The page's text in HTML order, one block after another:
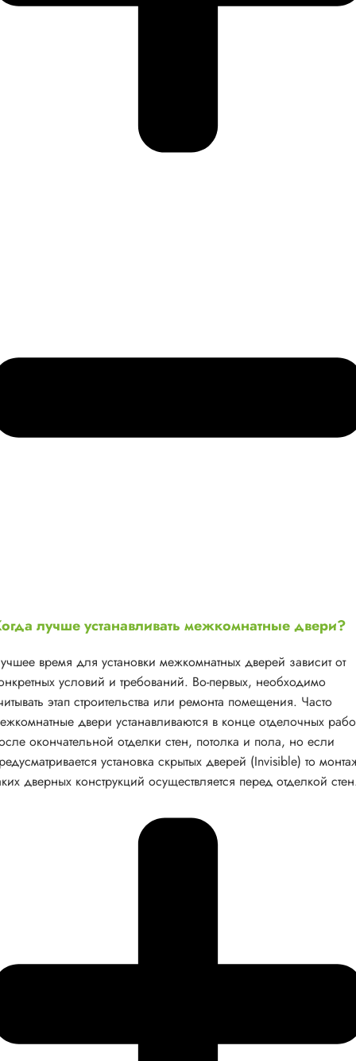
лучше устанавливать межкомнатные двери?
время для установки межкомнатных дверей зависит от
условий и требований. Во-первых, необходимо
этап строительства или ремонта помещения. Часто
двери устанавливаются в конце отделочных
окончательной отделки стен, потолка и пола, но если
установка скрытых дверей (Invisible) то
дверных конструкций осуществляется перед отделкой